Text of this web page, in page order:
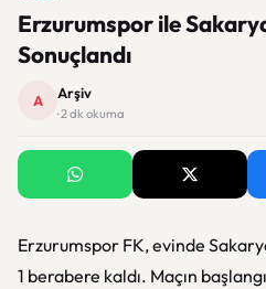
Erzurumspor ile
Sonuçlandı
A Arşiv
· 2 dk okuma
Erzurumspor FK, evinde
1 berabere kaldı. Maçın